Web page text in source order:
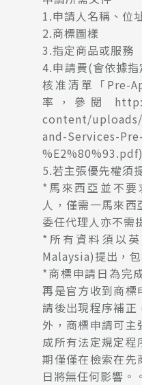
1.申請人名稱、位
2.商標圖樣
3.指定商品或服務
4.申請費(會依據
核准清單「Pre-
率，參閱
content/
and-Services-
%E2%80%93.pdf)
5.若主張優先權須
*馬來西亞並不
人，僅需一馬來
委任代理人亦不需
*所有資料須以
Malaysia)提出，
*商標申請日為完
再是官方收到商標
請後出現程序補正
外，商標申請可主
成所有法定規定程
期僅僅在檢索在先
日將無任何影響。。